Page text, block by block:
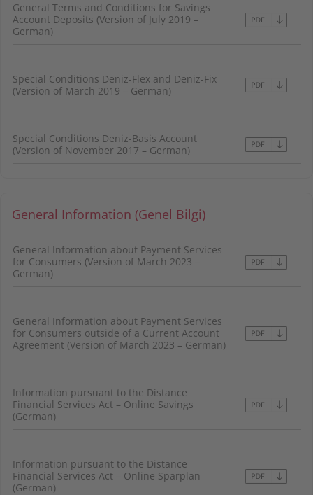
General Terms and Conditions for Savings
Account Deposits (Version of July 2019 –
German)
Special Conditions Deniz-Flex and Deniz-Fix
(Version of March 2019 – German)
Special Conditions Deniz-Basis Account
(Version of November 2017 – German)
General Information (Genel Bilgi)
General Information about Payment Services
for Consumers (Version of March 2023 –
German)
General Information about Payment Services
for Consumers outside of a Current Account
Agreement (Version of March 2023 – German)
Information pursuant to the Distance
Financial Services Act – Online Savings
(German)
Information pursuant to the Distance
Financial Services Act – Online Sparplan
(German)